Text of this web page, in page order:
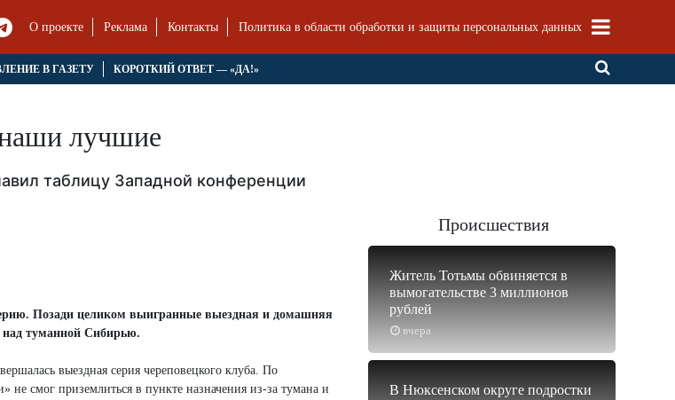
О проекте Реклама Контакты Политика в области обработки и защиты персональных данных
В ГАЗЕТУ КОРОТКИЙ ОТВЕТ — «ДА!»
лучшие
таблицу Западной конференции
Позади целиком выигранные выездная и домашняя
над туманной Сибирью.
выездная серия череповецкого клуба. По
смог приземлиться в пункте назначения из-за тумана и
Происшествия
вчера
Житель Тотьмы обвиняется в
вымогательстве 3 миллионов
рублей
В Нюксенском округе подростки